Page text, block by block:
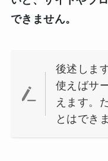
できません。
後述しま
使えばサ
えます。
とはでき